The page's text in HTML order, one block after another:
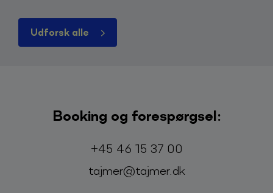
Udforsk alle
Booking og forespørgsel:
Telefon:
+45 46 15 37 00
E-mail:
tajmer@tajmer.dk